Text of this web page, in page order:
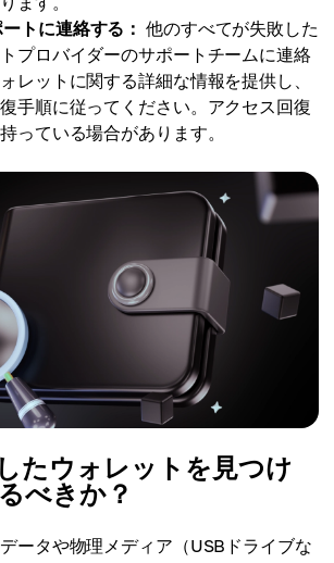
トに連絡する： 他のすべてが失敗した
プロバイダーのサポートチームに連絡
レットに関する詳細な情報を提供し、
手順に従ってください。アクセス回復
っている場合があります。
たウォレットを見つけ
べきか？
ータや物理メディア（USBドライブな